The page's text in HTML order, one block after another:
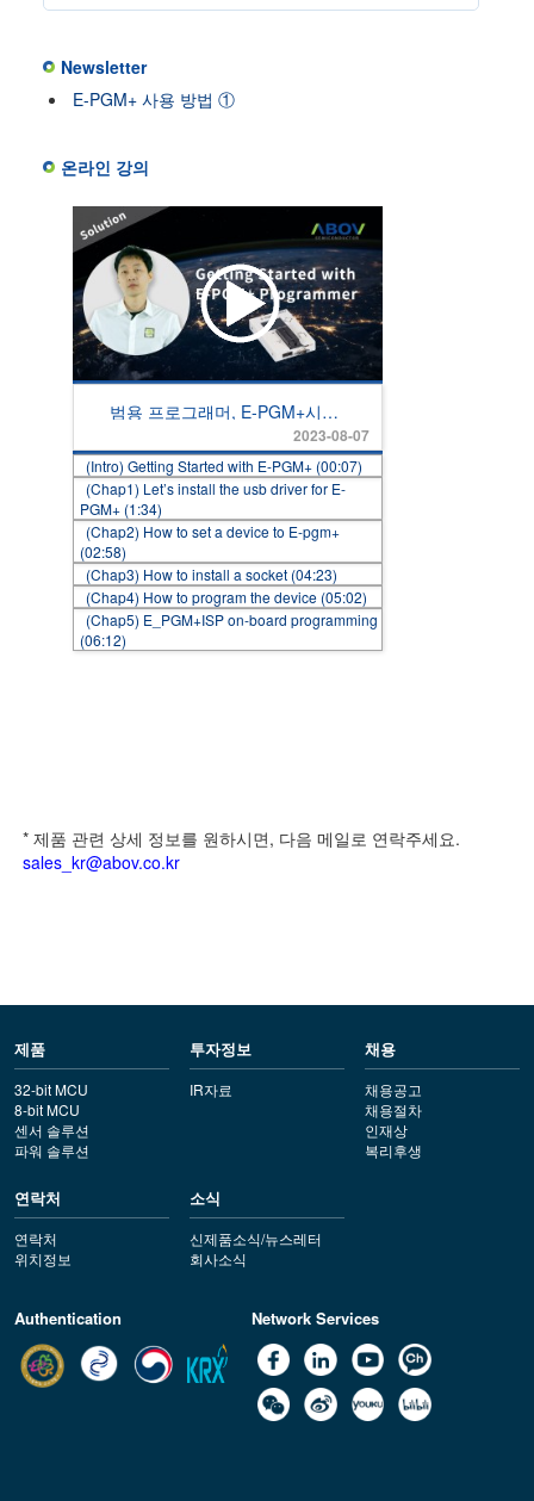
Newsletter
E-PGM+ 사용 방법 ①
온라인 강의
범용 프로그래머, E-PGM+시작
하기 2023-08-07
(Intro) Getting Started with E-PGM+ (00:07)
(Chap1) Let’s install the usb driver for E-
PGM+ (1:34)
(Chap2) How to set a device to E-pgm+
(02:58)
(Chap3) How to install a socket (04:23)
(Chap4) How to program the device (05:02)
(Chap5) E_PGM+ISP on-board programming
(06:12)
* 제품 관련 상세 정보를 원하시면, 다음 메일로 연락주세요.
sales_kr@abov.co.kr
제품
32-bit MCU
8-bit MCU
센서 솔루션
파워 솔루션
투자정보
IR자료
채용
채용공고
채용절차
인재상
복리후생
연락처
연락처
위치정보
소식
신제품소식/뉴스레터
회사소식
Authentication Network Services